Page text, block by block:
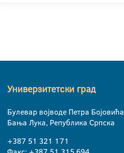
Универзитетски град
Булевар војводе Петра Бојовића
Бања Лука, Република Српска
+387 51 321 171